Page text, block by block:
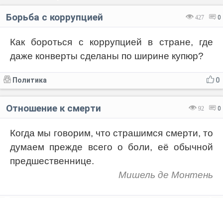
Код: Отмена Отправить
427 0
Борьба с коррупцией
Как бороться с коррупцией в стране, где
даже конверты сделаны пo ширине купюр?
0
Политика
92 0
Отношение к смерти
Когда мы говорим, что страшимся смерти, то
думаем прежде всего о боли, её обычной
предшественнице.
Мишель де Монтень